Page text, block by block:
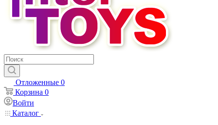
Отложенные 0
Корзина 0
Войти
Каталог